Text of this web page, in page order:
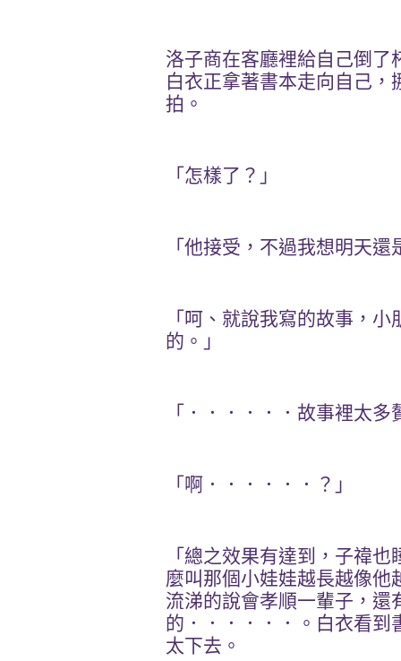
洛子商在客廳裡給自己倒了
白衣正拿著書本走向自己
拍。
「怎樣了？」
「他接受，不過我想明天
「呵、就說我寫的故事，
的。」
「．．．．．．故事裡太
「啊．．．．．．？」
「總之效果有達到，子禕
麼叫那個小娃娃越長越像他
流涕的說會孝順一輩子，還
的．．．．．．。白衣看到
太下去。